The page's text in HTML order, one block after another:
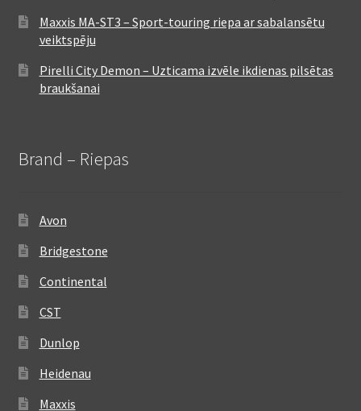
Maxxis MA-ST3 – Sport-touring riepa ar sabalansētu
veiktspēju
Pirelli City Demon – Uzticama izvēle ikdienas pilsētas
braukšanai
Brand – Riepas
Avon
Bridgestone
Continental
CST
Dunlop
Heidenau
Maxxis